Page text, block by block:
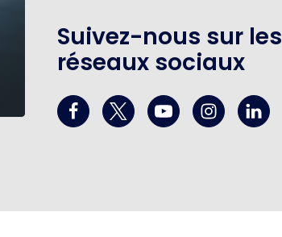
Suivez-nous sur les
réseaux sociaux